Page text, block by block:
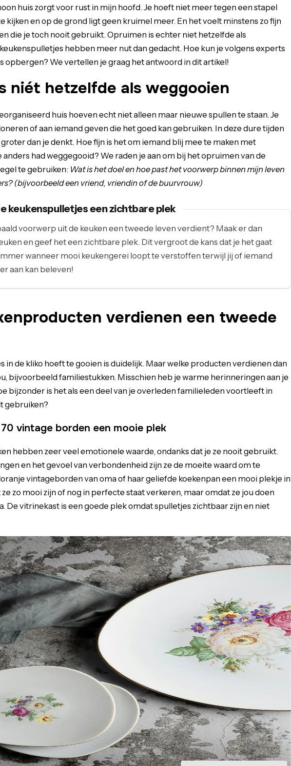
huis zorgt voor rust in mijn hoofd. Je hoeft niet meer tegen een stapel
kijken en op de grond ligt geen kruimel meer. En het voelt minstens zo fijn
die je toch nooit gebruikt. Opruimen is echter niet hetzelfde als
hebben meer nut dan gedacht. Hoe kun je volgens experts
opbergen? We vertellen je graag het antwoord in dit artikel!
niét hetzelfde als weggooien
huis hoeven echt niet alleen maar nieuwe spullen te staan. Je
of aan iemand geven die het goed kan gebruiken. In deze dure tijden
dan je denkt. Hoe fijn is het om iemand blij mee te maken met
anders had weggegooid? We raden je aan om bij het opruimen van de
te gebruiken: Wat is het doel en hoe past het voorwerp binnen mijn leven
(bijvoorbeeld een vriend, vriendin of de buurvrouw)
keukenspulletjes een zichtbare plek
voorwerp uit de keuken een tweede leven verdient? Maak er dan
en geef het een zichtbare plek. Dit vergroot de kans dat je het gaat
wanneer mooi keukengerei loopt te verstoffen terwijl jij of iemand
aan kan beleven!
verdienen een tweede
in de kliko hoeft te gooien is duidelijk. Maar welke producten verdienen dan
bijvoorbeeld familiestukken. Misschien heb je warme herinneringen aan je
bijzonder is het als een deel van je overleden familieleden voortleeft in
gebruiken?
70 vintage borden een mooie plek
hebben zeer veel emotionele waarde, ondanks dat je ze nooit gebruikt.
en het gevoel van verbondenheid zijn ze de moeite waard om te
vintageborden van oma of haar geliefde koekenpan een mooi plekje in
zo mooi zijn of nog in perfecte staat verkeren, maar omdat ze jou doen
De vitrinekast is een goede plek omdat spulletjes zichtbaar zijn en niet